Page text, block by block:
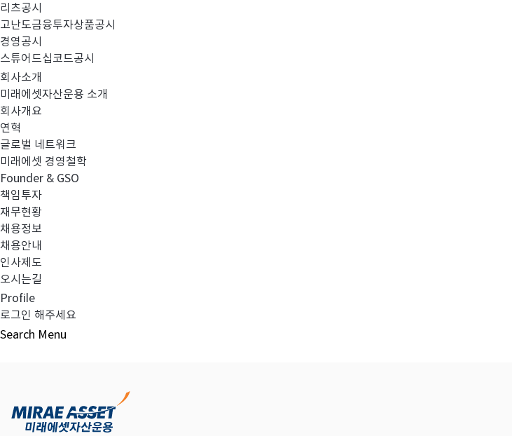
리츠공시
고난도금융투자상품공시
경영공시
스튜어드십코드공시
회사소개
미래에셋자산운용 소개
회사개요
연혁
글로벌 네트워크
미래에셋 경영철학
Founder & GSO
책임투자
재무현황
채용정보
채용안내
인사제도
오시는길
Profile
로그인 해주세요
Search Menu
이전글
다음글
목록보기